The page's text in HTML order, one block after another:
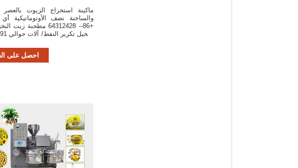
واستخراج زيت
ماكينة استخراج الزيوت بالعصر
والساخنة نصف الأوتوماتيكية
+86-- 64312428 مطحنة زيت
احصل على